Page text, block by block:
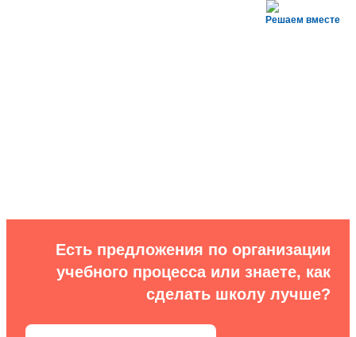
Решаем вместе
Есть предложения по организации
учебного процесса или знаете, как
сделать школу лучше?